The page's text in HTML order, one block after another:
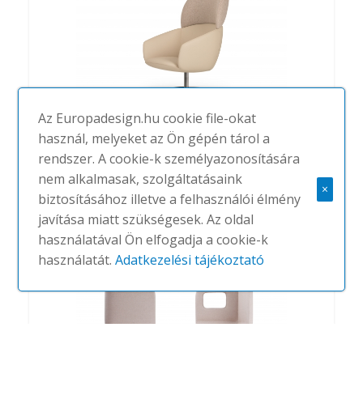
Not
TRUE DESIGN NINCS
Az Europadesign.hu cookie file-okat
használ, melyeket az Ön gépén tárol a
rendszer. A cookie-k személyazonosítására
nem alkalmasak, szolgáltatásaink
biztosításához illetve a felhasználói élmény
javítása miatt szükségesek. Az oldal
használatával Ön elfogadja a cookie-k
használatát.Adatkezelési tájékoztató
×